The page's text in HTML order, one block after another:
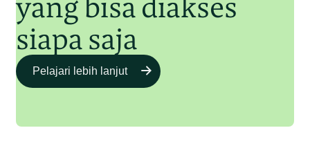
siapa saja
Pelajari lebih lanjut